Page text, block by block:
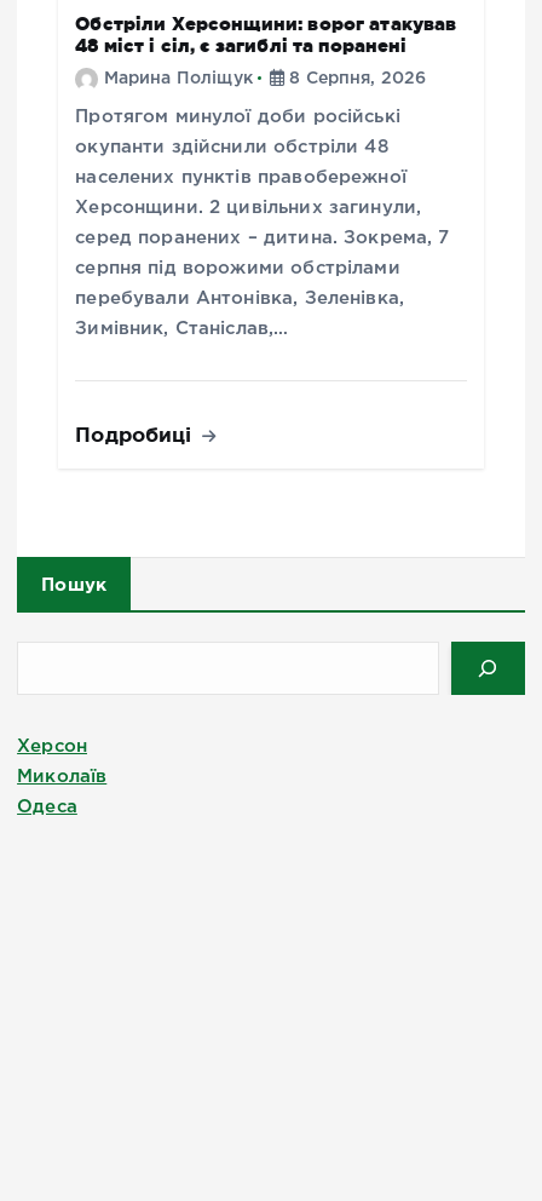
Обстріли Херсонщини: ворог атакував
48 міст і сіл, є загиблі та поранені
Марина Поліщук 8 Серпня, 2026
Протягом минулої доби російські
окупанти здійснили обстріли 48
населених пунктів правобережної
Херсонщини. 2 цивільних загинули,
серед поранених – дитина. Зокрема, 7
серпня під ворожими обстрілами
перебували Антонівка, Зеленівка,
Зимівник, Станіслав,…
Подробиці
Пошук
Херсон
Миколаїв
Одеса